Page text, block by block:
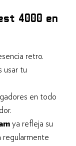
4000 en
retro.
usar tu
en todo
ya refleja su
regularmente